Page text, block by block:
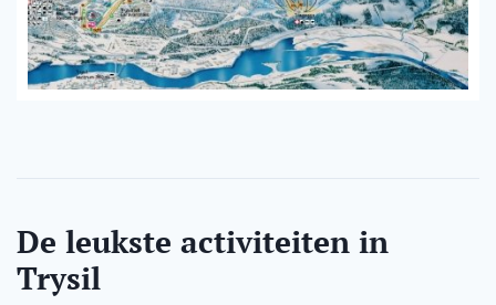
De leukste activiteiten in
Trysil